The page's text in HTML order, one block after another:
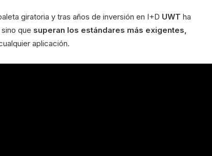
giratoria y tras años de inversión en I+D UWT ha
que superan los estándares más exigentes,
aplicación.